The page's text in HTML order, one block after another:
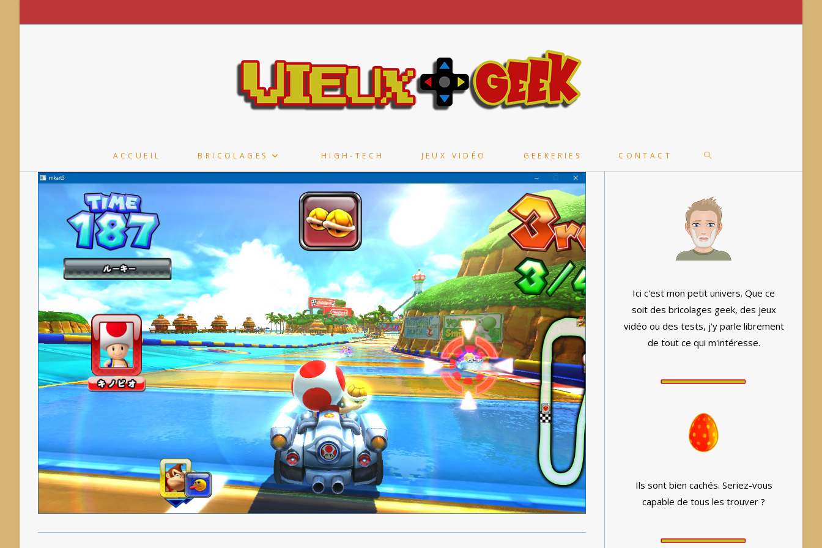
ACCUEIL BRICOLAGES HIGH-TECH JEUX VIDÉO GEEKERIES CONTACT TOGGLE
SEARCH
Ici c'est mon petit univers. Que ce
soit des bricolages geek, des jeux
vidéo ou des tests, j'y parle librement
de tout ce qui m'intéresse.
Ils sont bien cachés. Seriez-vous
capable de tous les trouver ?